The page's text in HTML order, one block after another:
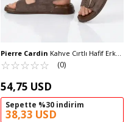
Pierre Cardin Kahve Cırtlı Hafif Erkek
Sandalet PC-7924 M
☆☆☆☆☆
★★★★★ (0)
54,75 USD
Sepette %30 indirim
38,33 USD